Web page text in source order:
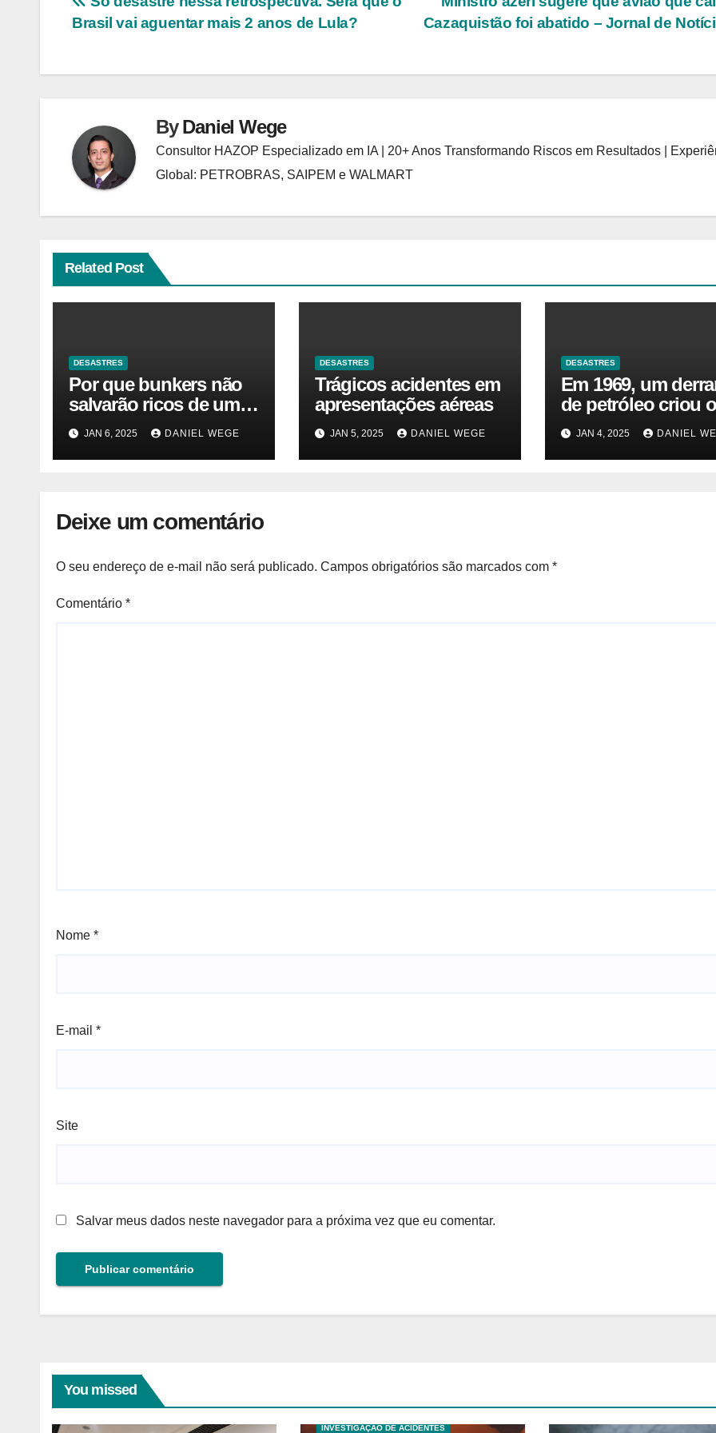
Navegação
Post
Cazaquistão foi abatido – Jornal de
Brasil vai aguentar mais 2 anos de Lula?
ByDaniel Wege
Consultor HAZOP Especializado em IA | 20+ Anos Transformando Riscos em Resultados |
Global: PETROBRAS, SAIPEM e WALMART
Related Post
DESASTRES
Por que bunkers não
salvarão ricos de um
desastre nuclear
JAN 6, 2025 DANIEL WEGE
DESASTRES
Trágicos acidentes em
apresentações aéreas
JAN 5, 2025 DANIEL WEGE
DESASTRES
Em 1969, um
de petróleo criou o
da Terra. Agora,
gasoduto pode
| Sustentabilidade
JAN 4, 2025 DANIEL
Deixe um comentário
O seu endereço de e-mail não será publicado. Campos obrigatórios são marcados com *
Comentário *
Nome *
E-mail *
Site
Salvar meus dados neste navegador para a próxima vez que eu comentar.
You missed
INVESTIGAÇÃO DE ACIDENTES